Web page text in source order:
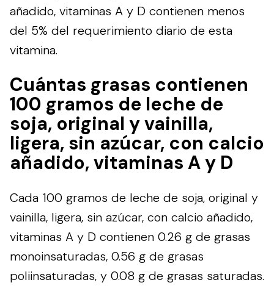
añadido, vitaminas A y D contienen menos
del 5% del requerimiento diario de esta
vitamina.
Cuántas grasas contienen
100 gramos de leche de
soja, original y vainilla,
ligera, sin azúcar, con calcio
añadido, vitaminas A y D
Cada 100 gramos de leche de soja, original y
vainilla, ligera, sin azúcar, con calcio añadido,
vitaminas A y D contienen 0.26 g de grasas
monoinsaturadas, 0.56 g de grasas
poliinsaturadas, y 0.08 g de grasas saturadas.